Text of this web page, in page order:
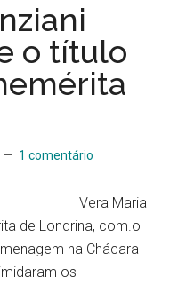
o título
1 comentário
Vera Maria
de Londrina, com.o
na Chácara
os